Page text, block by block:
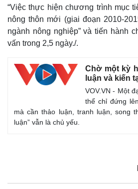
“Việc thực hiện chương trình mục
nông thôn mới (giai đoạn 2010-
ngành nông nghiệp” và tiến hành
vấn trong 2,5 ngày./.
Chờ một kỳ
luận và kiến
VOV.VN - Một
thể chỉ đứng
mà cần thảo luận, tranh luận, song
luận” vẫn là chủ yếu.